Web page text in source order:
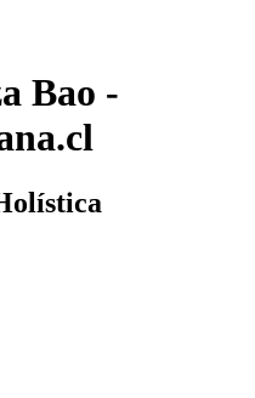
Bao -